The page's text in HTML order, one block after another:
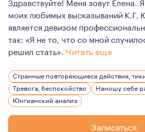
моих любимых высказываний К.Г.
является девизом
так: «Я не то, что со мной
решил стать». Читать еще
Сферой моих профессиональных
Так же в сферу моей
Считаю, что в работе важно
Основные слова, которые могут
Тревога, беспокойство
Наношу себе
Юнгианский анализ
Записаться